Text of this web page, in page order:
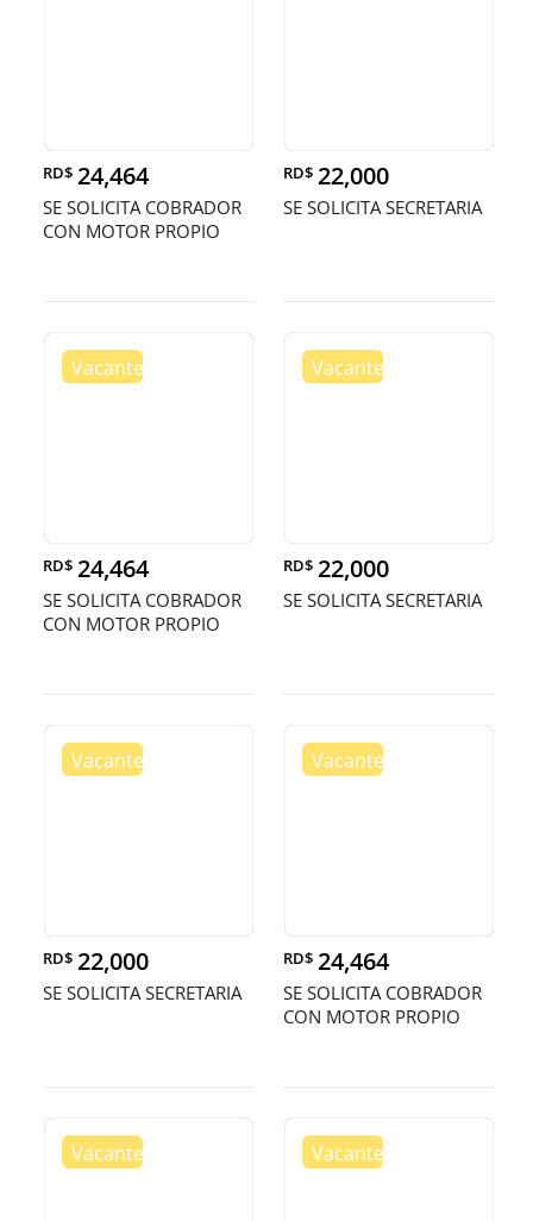
RD$ 24,464
SE SOLICITA COBRADOR
CON MOTOR PROPIO
RD$ 22,000
SE SOLICITA SECRETARIA
RD$ 24,464
SE SOLICITA COBRADOR
CON MOTOR PROPIO
RD$ 22,000
SE SOLICITA SECRETARIA
RD$ 22,000
SE SOLICITA SECRETARIA
RD$ 24,464
SE SOLICITA COBRADOR
CON MOTOR PROPIO